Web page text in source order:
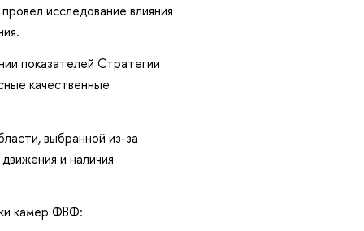
исследование влияния
показателей Стратегии
качественные
выбранной из-за
и наличия
камер ФВФ: